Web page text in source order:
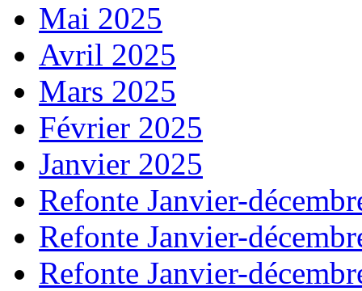
Mai 2025
Avril 2025
Mars 2025
Février 2025
Janvier 2025
Refonte Janvier-
Refonte Janvier-
Refonte Janvier-